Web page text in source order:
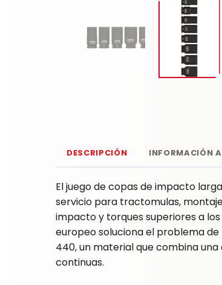
DESCRIPCIÓN INFORMACIÓN
El juego de copas de impacto
servicio para tractomulas,
impacto y torques superiores a
europeo soluciona el problema
440, un material que combina
continuas.